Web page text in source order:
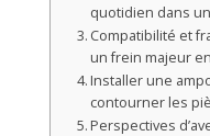
quotidien dans
Compatibilité et
un frein majeur
Installer une
contourner les
Perspectives